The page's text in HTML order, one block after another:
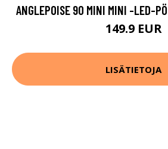
ANGLEPOISE 90 MINI MINI -LED-
149.9 EUR
LISÄTIETOJA